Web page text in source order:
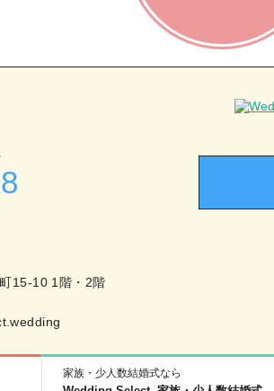
15-10 1階・2階
家族・少人数結婚式なら